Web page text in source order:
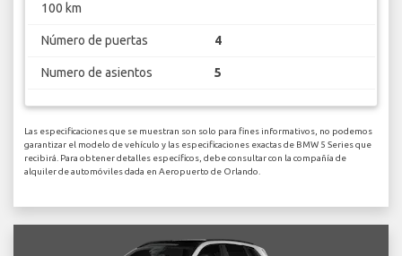
100 km
Número de puertas 4
Numero de asientos 5
Las especificaciones que se muestran son solo para fines informativos, no podemos
garantizar el modelo de vehículo y las especificaciones exactas de BMW 5 Series que
recibirá. Para obtener detalles específicos, debe consultar con la compañía de
alquiler de automóviles dada en Aeropuerto de Orlando.